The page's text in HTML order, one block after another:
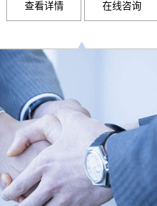
查看详情 在线咨询